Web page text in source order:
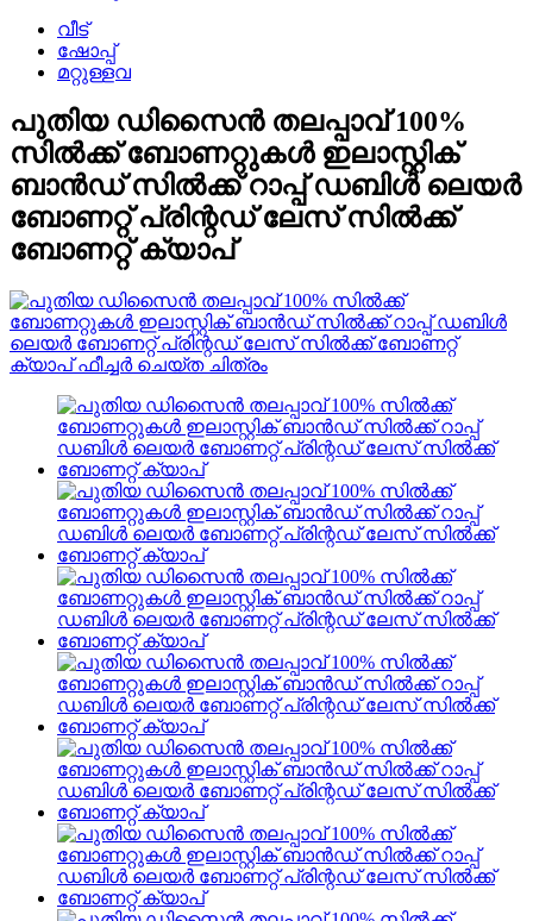
വീട്
ഷോപ്പ്
മറ്റുള്ളവ
പുതിയ ഡിസൈൻ തലപ്പാവ് 100%
സിൽക്ക് ബോണറ്റുകൾ ഇലാസ്റ്റിക്
ബാൻഡ് സിൽക്ക് റാപ്പ് ഡബിൾ ലെയർ
ബോണറ്റ് പ്രിന്റഡ് ലേസ് സിൽക്ക്
ബോണറ്റ് ക്യാപ്